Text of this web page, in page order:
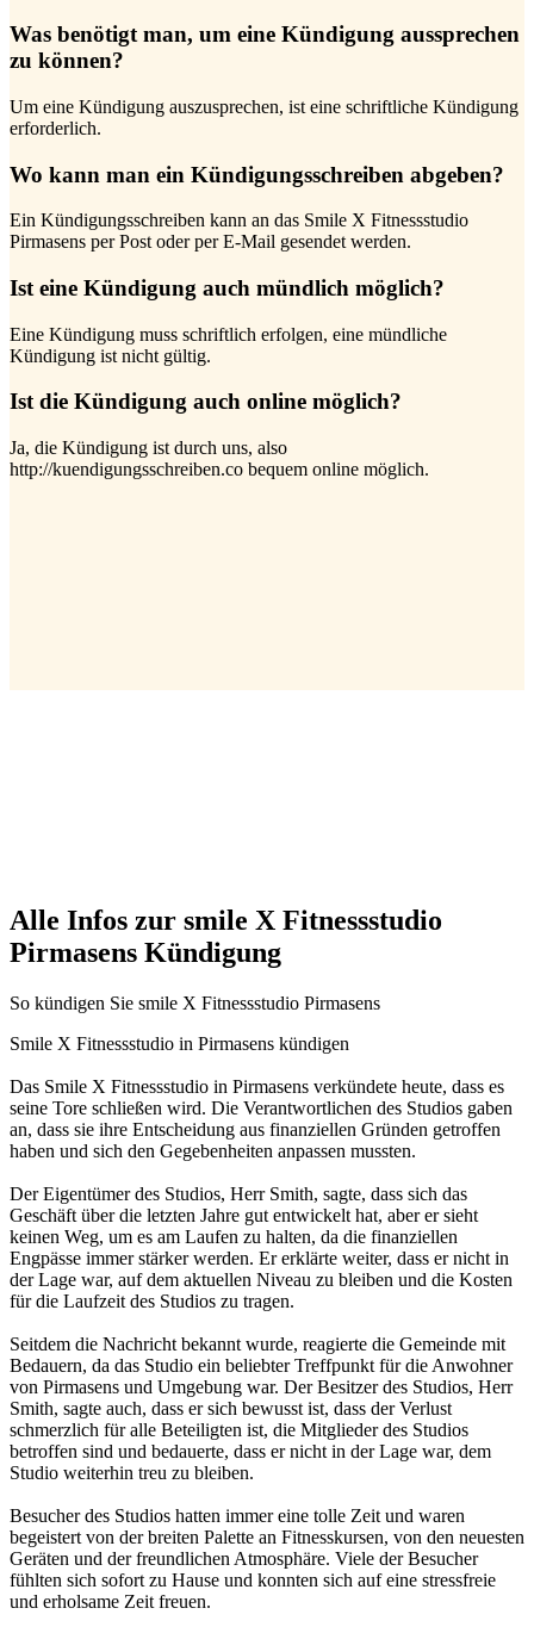
Was benötigt man, um eine Kündigung aussprechen
zu können?
Um eine Kündigung auszusprechen, ist eine schriftliche Kündigung
erforderlich.
Wo kann man ein Kündigungsschreiben abgeben?
Ein Kündigungsschreiben kann an das Smile X Fitnessstudio
Pirmasens per Post oder per E-Mail gesendet werden.
Ist eine Kündigung auch mündlich möglich?
Eine Kündigung muss schriftlich erfolgen, eine mündliche
Kündigung ist nicht gültig.
Ist die Kündigung auch online möglich?
Ja, die Kündigung ist durch uns, also
http://kuendigungsschreiben.co bequem online möglich.
Alle Infos zur smile X Fitnessstudio
Pirmasens Kündigung
So kündigen Sie smile X Fitnessstudio Pirmasens
Smile X Fitnessstudio in Pirmasens kündigen
Das Smile X Fitnessstudio in Pirmasens verkündete heute, dass es
seine Tore schließen wird. Die Verantwortlichen des Studios gaben
an, dass sie ihre Entscheidung aus finanziellen Gründen getroffen
haben und sich den Gegebenheiten anpassen mussten.
Der Eigentümer des Studios, Herr Smith, sagte, dass sich das
Geschäft über die letzten Jahre gut entwickelt hat, aber er sieht
keinen Weg, um es am Laufen zu halten, da die finanziellen
Engpässe immer stärker werden. Er erklärte weiter, dass er nicht in
der Lage war, auf dem aktuellen Niveau zu bleiben und die Kosten
für die Laufzeit des Studios zu tragen.
Seitdem die Nachricht bekannt wurde, reagierte die Gemeinde mit
Bedauern, da das Studio ein beliebter Treffpunkt für die Anwohner
von Pirmasens und Umgebung war. Der Besitzer des Studios, Herr
Smith, sagte auch, dass er sich bewusst ist, dass der Verlust
schmerzlich für alle Beteiligten ist, die Mitglieder des Studios
betroffen sind und bedauerte, dass er nicht in der Lage war, dem
Studio weiterhin treu zu bleiben.
Besucher des Studios hatten immer eine tolle Zeit und waren
begeistert von der breiten Palette an Fitnesskursen, von den neuesten
Geräten und der freundlichen Atmosphäre. Viele der Besucher
fühlten sich sofort zu Hause und konnten sich auf eine stressfreie
und erholsame Zeit freuen.